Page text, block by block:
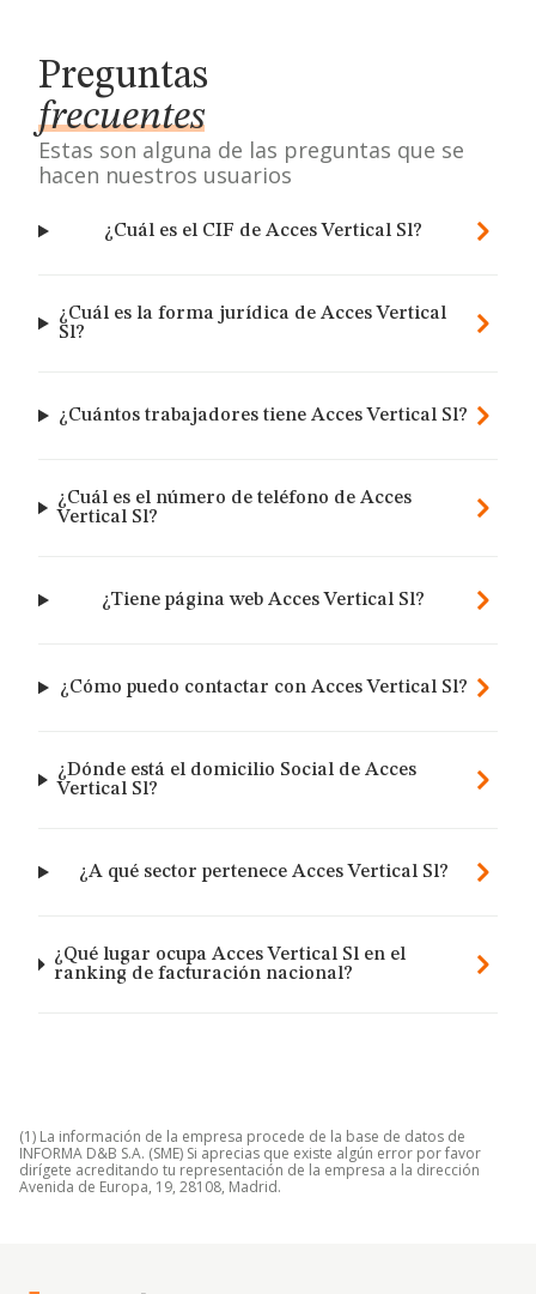
Preguntas
frecuentes
Estas son alguna de las preguntas que se
hacen nuestros usuarios
¿Cuál es el CIF de Acces Vertical Sl?
¿Cuál es la forma jurídica de Acces Vertical
Sl?
¿Cuántos trabajadores tiene Acces Vertical Sl?
¿Cuál es el número de teléfono de Acces
Vertical Sl?
¿Tiene página web Acces Vertical Sl?
¿Cómo puedo contactar con Acces Vertical Sl?
¿Dónde está el domicilio Social de Acces
Vertical Sl?
¿A qué sector pertenece Acces Vertical Sl?
¿Qué lugar ocupa Acces Vertical Sl en el
ranking de facturación nacional?
(1) La información de la empresa procede de la base de datos de
INFORMA D&B S.A. (SME) Si aprecias que existe algún error por favor
dirígete acreditando tu representación de la empresa a la dirección
Avenida de Europa, 19, 28108, Madrid.